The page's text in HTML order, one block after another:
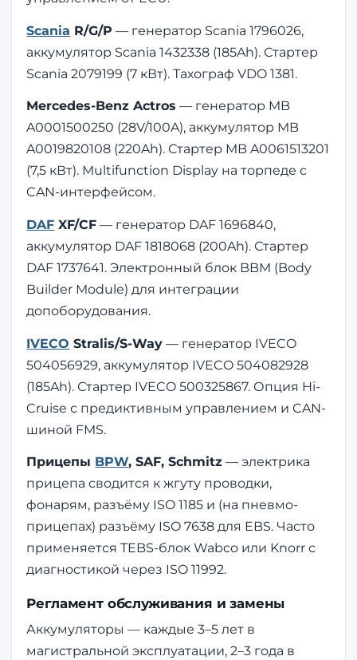
Scania R/G/P — генератор Scania 1796026,
аккумулятор Scania 1432338 (185Ah). Стартер
Scania 2079199 (7 кВт). Тахограф VDO 1381.
Mercedes-Benz Actros — генератор MB
A0001500250 (28V/100A), аккумулятор MB
A0019820108 (220Ah). Стартер MB A0061513201
(7,5 кВт). Multifunction Display на торпеде с
CAN-интерфейсом.
DAF XF/CF — генератор DAF 1696840,
аккумулятор DAF 1818068 (200Ah). Стартер
DAF 1737641. Электронный блок BBM (Body
Builder Module) для интеграции
допоборудования.
IVECO Stralis/S-Way — генератор IVECO
504056929, аккумулятор IVECO 504082928
(185Ah). Стартер IVECO 500325867. Опция Hi-
Cruise с предиктивным управлением и CAN-
шиной FMS.
Прицепы BPW, SAF, Schmitz — электрика
прицепа сводится к жгуту проводки,
фонарям, разъёму ISO 1185 и (на пневмо-
прицепах) разъёму ISO 7638 для EBS. Часто
применяется TEBS-блок Wabco или Knorr с
диагностикой через ISO 11992.
Регламент обслуживания и замены
Аккумуляторы — каждые 3–5 лет в
магистральной эксплуатации, 2–3 года в